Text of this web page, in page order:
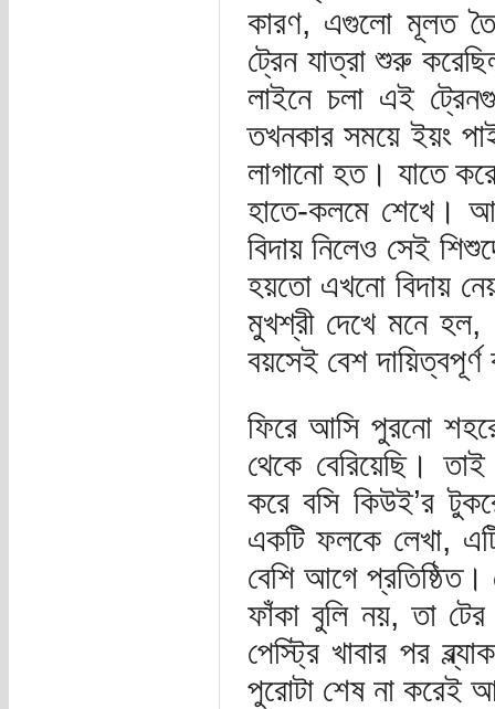
কারণ, এগুলো মূলত
ট্রেন যাত্রা শুরু
লাইনে চলা এই
তখনকার সময়ে ইয়ং
লাগানো হত। যাতে করে
হাতে-কলমে শেখে।
বিদায় নিলেও সেই
হয়তো এখনো বিদায়
মুখশ্রী দেখে মনে
বয়সেই বেশ
ফিরে আসি পুরনো
থেকে বেরিয়েছি।
করে বসি কিউই’র
একটি ফলকে লেখা,
বেশি আগে প্রতিষ্ঠিত।
ফাঁকা বুলি নয়, তা
পেস্ট্রি খাবার পর
পুরোটা শেষ না করেই